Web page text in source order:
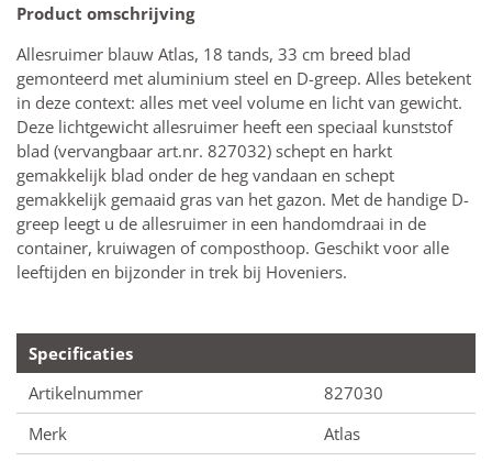
Product omschrijving
Allesruimer blauw Atlas, 18 tands, 33 cm breed blad
gemonteerd met aluminium steel en D-greep. Alles betekent
in deze context: alles met veel volume en licht van gewicht.
Deze lichtgewicht allesruimer heeft een speciaal kunststof
blad (vervangbaar art.nr. 827032) schept en harkt
gemakkelijk blad onder de heg vandaan en schept
gemakkelijk gemaaid gras van het gazon. Met de handige D-
greep leegt u de allesruimer in een handomdraai in de
container, kruiwagen of composthoop. Geschikt voor alle
leeftijden en bijzonder in trek bij Hoveniers.
Specificaties
Artikelnummer
827030
Merk
Atlas